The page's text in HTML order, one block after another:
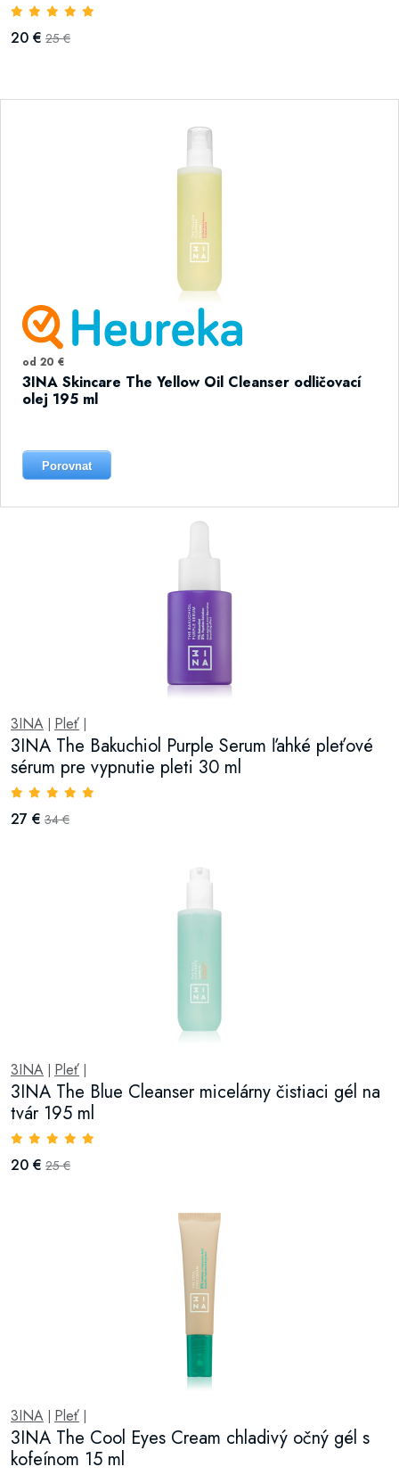
20 € 25 €
od 20 €
3INA Skincare The Yellow Oil Cleanser odličovací
olej 195 ml
Porovnat
3INA Pleť
3INA The Bakuchiol Purple Serum ľahké pleťové
sérum pre vypnutie pleti 30 ml
27 € 34 €
3INA Pleť
3INA The Blue Cleanser micelárny čistiaci gél na
tvár 195 ml
20 € 25 €
3INA Pleť
3INA The Cool Eyes Cream chladivý očný gél s
kofeínom 15 ml